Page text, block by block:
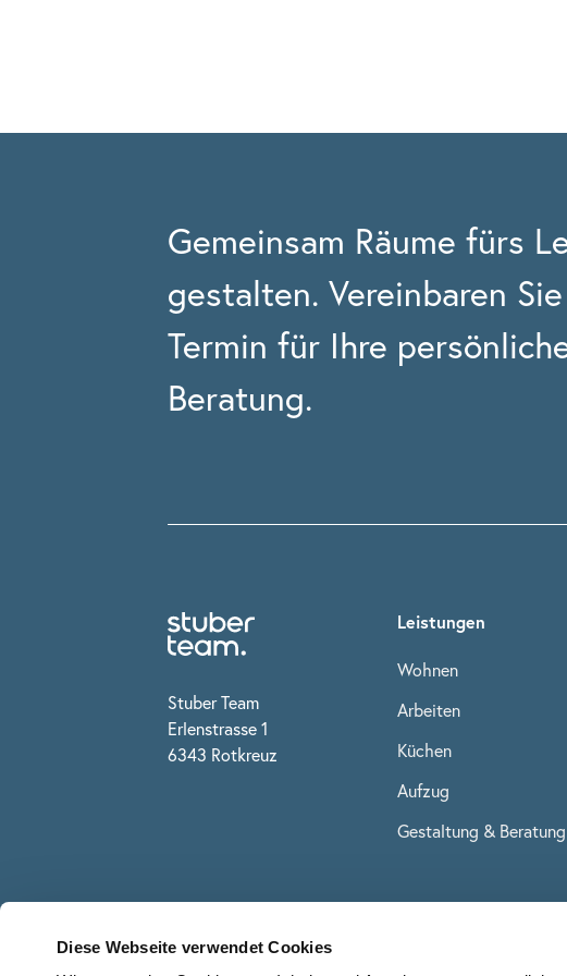
Diese Webseite verwendet Cookies
Gemeinsam Räume fürs
gestalten. Vereinbaren
Termin für Ihre
Beratung.
Stuber Team
Erlenstrasse 1
6343 Rotkreuz
Leistungen
Wohnen
Arbeiten
Küchen
Aufzug
Gestaltung & Beratung